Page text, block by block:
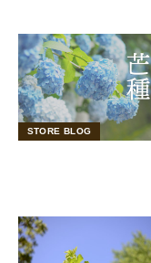
STORE BLOG